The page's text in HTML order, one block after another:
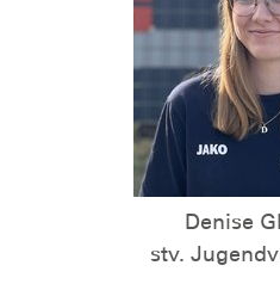
Denise
stv.